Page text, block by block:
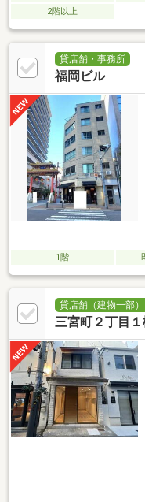
2階以上
貸店舗・事務所
福岡ビル
1階
貸店舗（建物一部）
三宮町２丁目